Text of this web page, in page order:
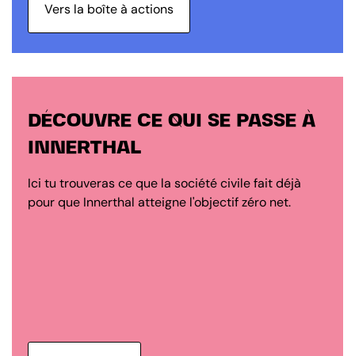
Vers la boîte à actions
DÉCOUVRE CE QUI SE PASSE À
INNERTHAL
Ici tu trouveras ce que la société civile fait déjà
pour que Innerthal atteigne l'objectif zéro net.